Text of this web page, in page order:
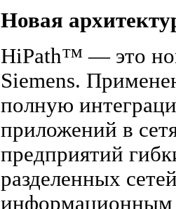
Новая
HiPath™ — это
Siemens.
полную
приложений в
предприятий
разделенных
информационным